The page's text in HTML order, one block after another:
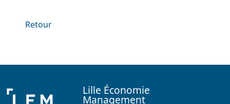
Retour
Lille Économie
Management